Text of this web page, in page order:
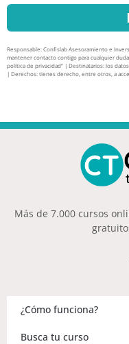
Responsable: Confislab Asesoramiento e
mantener contacto contigo para cualquier
política de privacidad” | Destinatarios: los
| Derechos: tienes derecho, entre otros, a
Más de 7.000 cursos
¿Cómo funciona?
Busca tu curso